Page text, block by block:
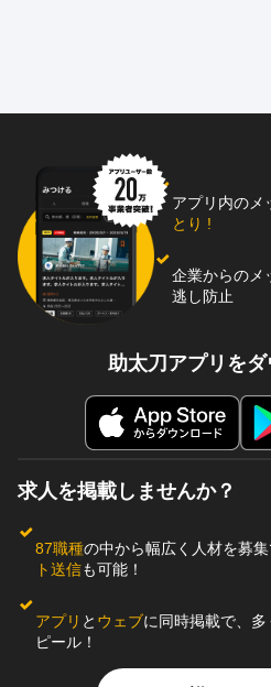
アプリ内のメ
とり !
企業からのメ
逃し防止
助太刀アプリをダ
求人を掲載しませんか？
87職種の中から幅広く人材を募集
ト送信も可能！
アプリ と ウェブに同時掲載で、
ピール！